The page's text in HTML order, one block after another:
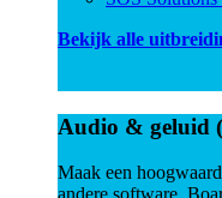
Bekijk alle
Audio & geluid
Maak een